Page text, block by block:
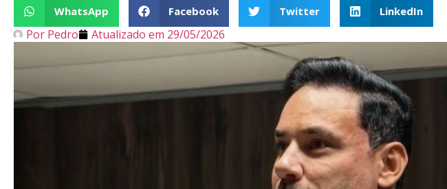
WhatsApp Facebook Twitter LinkedIn
Por Pedro Atualizado em 29/05/2026